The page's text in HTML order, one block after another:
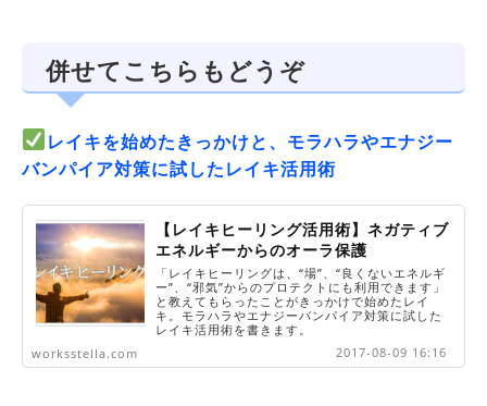
併せてこちらもどうぞ
レイキを始めたきっかけと、モラハラやエナジー
バンパイア対策に試したレイキ活用術
【レイキヒーリング活用術】ネガティブ
エネルギーからのオーラ保護
「レイキヒーリングは、“場”、“良くないエネルギ
ー”、“邪気”からのプロテクトにも利用できます」
と教えてもらったことがきっかけで始めたレイ
キ。モラハラやエナジーバンパイア対策に試した
レイキ活用術を書きます。
worksstella.com
2017-08-09 16:16